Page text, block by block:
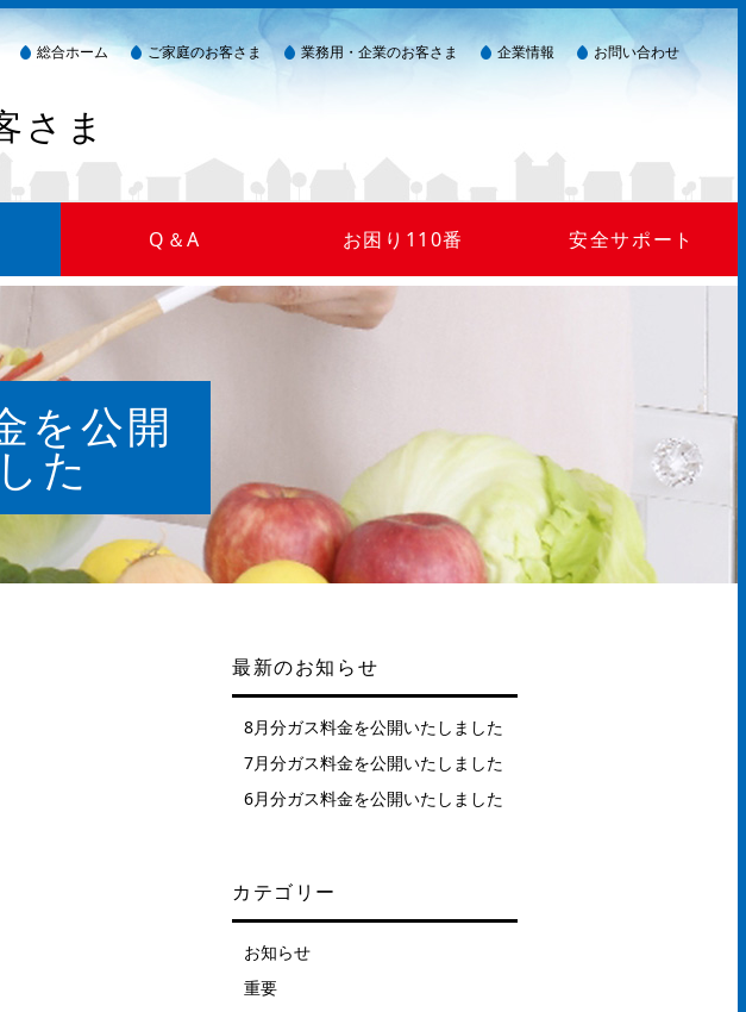
総合ホーム ご家庭のお客さま 業務用・企業のお客さま 企業情報 お問い合わせ
さま
ん）
Q＆A お困り110番
ガス臭い(警報器作動)
LPガスを安全にご使用いただくために
災害が起きたら
ガスが出ない
安全サポート
を公開
た
最新のお知らせ
8月分ガス料金を公開いたしました
7月分ガス料金を公開いたしました
6月分ガス料金を公開いたしました
カテゴリー
お知らせ
重要